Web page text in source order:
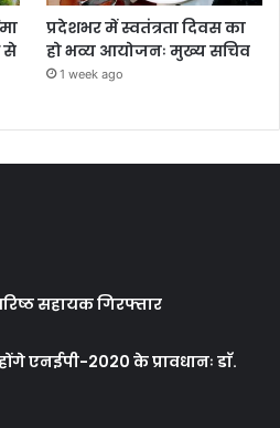
से
प्रदेशभर में स्वतंत्रता दिवस का
हो भव्य आयोजनः मुख्य सचिव
1 week ago
सहायक गिरफ्तार
एनईपी-2020 के प्रावधानः डाॅ.